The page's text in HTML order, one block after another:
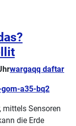
wargaqq daftar
a35-bq2
mittels Sensoren
die Erde